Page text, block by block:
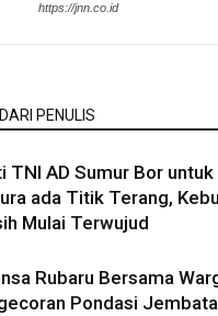
https://jnn.co.id
DARI PENULIS
TNI AD Sumur Bor untuk
ada Titik Terang,
Mulai Terwujud
Rubaru Bersama
Pondasi